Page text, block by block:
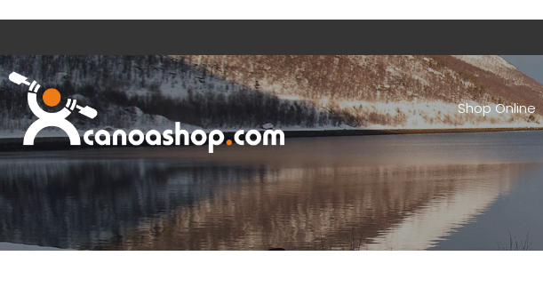
Shop Online